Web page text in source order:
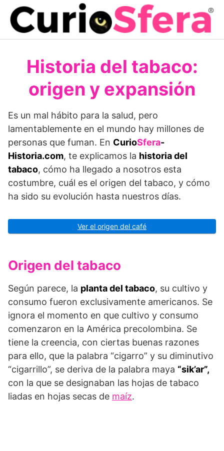
Saltar
contenido
Historia del tabaco:
origen y expansión
Es un mal hábito para la salud, pero
lamentablemente en el mundo hay millones de
personas que fuman. En CurioSfera-
Historia.com, te explicamos la historia del
tabaco, cómo ha llegado a nosotros esta
costumbre, cuál es el origen del tabaco, y cómo
ha sido su evolución hasta nuestros días.
Ver el origen del café
Origen del tabaco
Según parece, la planta del tabaco, su cultivo y
consumo fueron exclusivamente americanos. Se
ignora el momento en que cultivo y consumo
comenzaron en la América precolombina. Se
tiene la creencia, con ciertas buenas razones
para ello, que la palabra “ci­garro” y su diminutivo
“cigarri­llo”, se deriva de la palabra maya “sik’ar”,
con la que se designaban las hojas de tabaco
liadas en hojas secas de maíz.